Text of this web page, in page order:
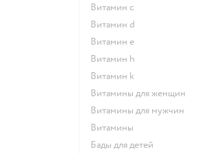
Витамин c
Витамин d
Витамин e
Витамин h
Витамин k
Витамины для женщин
Витамины для мужчин
Витамины
Бады для детей